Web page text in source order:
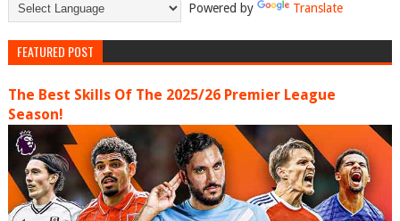
Powered by Translate
FEATURED POST
The Best Skills Of The 2025/26 Premier League
Season!